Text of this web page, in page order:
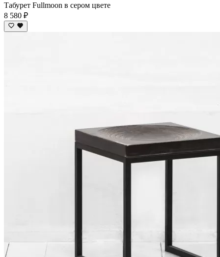
Табурет Fullmoon в сером цвете
8 580 ₽